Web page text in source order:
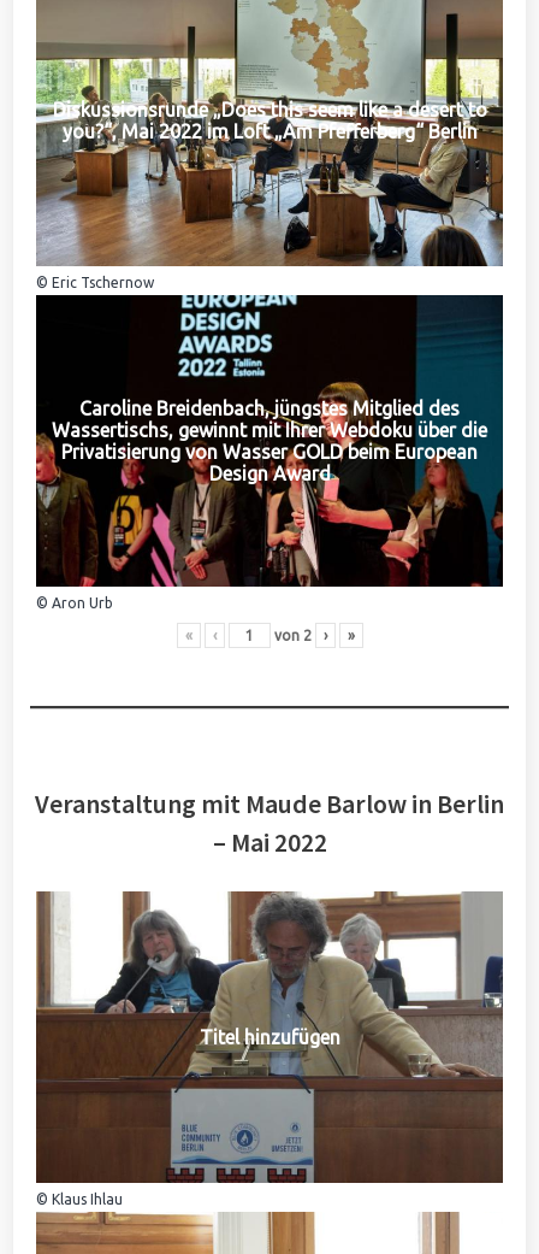
Diskussionsrunde „Does this seem like a desert to
you?“, Mai 2022 im Loft „Am Pfefferberg“ Berlin
© Eric Tschernow
Caroline Breidenbach, jüngstes Mitglied des
Wassertischs, gewinnt mit Ihrer Webdoku über die
Privatisierung von Wasser GOLD beim European
Design Award
© Aron Urb
« ‹ von 2 › »
Veranstaltung mit Maude Barlow in Berlin
– Mai 2022
Titel hinzufügen
© Klaus Ihlau